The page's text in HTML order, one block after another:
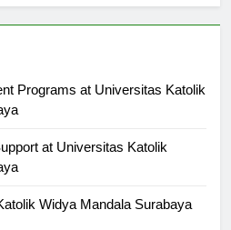
Programs at Universitas Katolik
at Universitas Katolik
Widya Mandala Surabaya